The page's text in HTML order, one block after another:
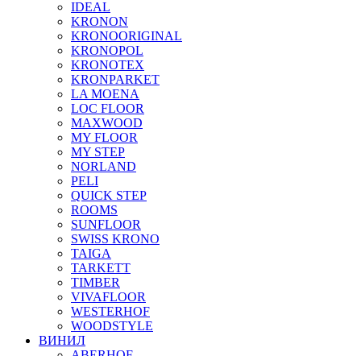
IDEAL
KRONON
KRONOORIGINAL
KRONOPOL
KRONOTEX
KRONPARKET
LA MOENA
LOC FLOOR
MAXWOOD
MY FLOOR
MY STEP
NORLAND
PELI
QUICK STEP
ROOMS
SUNFLOOR
SWISS KRONO
TAIGA
TARKETT
TIMBER
VIVAFLOOR
WESTERHOF
WOODSTYLE
ВИНИЛ